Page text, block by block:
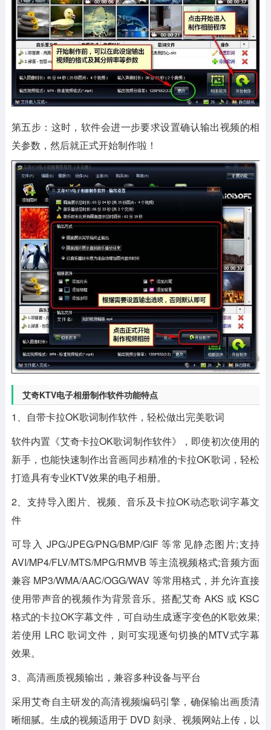
第五步：这时，软件会进一步要求设置确认输出视频的相
关参数，然后就正式开始制作啦！
艾奇KTV电子相册制作软件功能特点
1、自带卡拉OK歌词制作软件，轻松做出完美歌词
软件内置《艾奇卡拉OK歌词制作软件》，即使初次使用的
新手，也能快速制作出音画同步精准的卡拉OK歌词，轻松
打造具有专业KTV效果的电子相册。
2、支持导入图片、视频、音乐及卡拉OK动态歌词字幕文
件
可导入 JPG/JPEG/PNG/BMP/GIF 等常见静态图片;支持
AVI/MP4/FLV/MTS/MPG/RMVB 等主流视频格式;音频方面
兼容 MP3/WMA/AAC/OGG/WAV 等常用格式，并允许直接
使用带声音的视频作为背景音乐。搭配艾奇 AKS 或 KSC
格式的卡拉OK字幕文件，可自动生成逐字变色的K歌效果;
若使用 LRC 歌词文件，则可实现逐句切换的MTV式字幕
效果。
3、高清画质视频输出，兼容多种设备与平台
采用艾奇自主研发的高清视频编码引擎，确保输出画质清
晰细腻。生成的视频适用于 DVD 刻录、视频网站上传，以